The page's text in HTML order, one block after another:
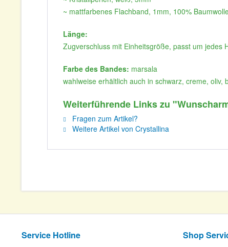
~ mattfarbenes Flachband, 1mm, 100%
Länge:
Zugverschluss mit Einheitsgröße, passt um jedes
Farbe des Bandes: marsala
wahlweise erhältlich auch in schwarz, creme, oliv,
Weiterführende Links zu
Fragen zum Artikel?
Weitere Artikel von Crystallina
Service Hotline Shop